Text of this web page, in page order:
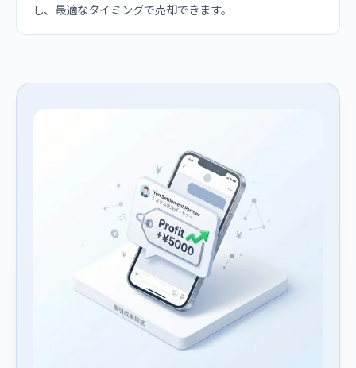
し、最適なタイミングで売却できます。